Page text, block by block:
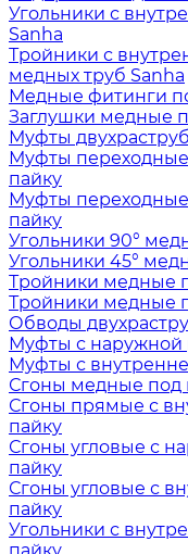
Угольники с
Sanha
Тройники с
медных труб Sanha
Медные фитинги
Заглушки медные
Муфты
Муфты
пайку
Муфты
пайку
Угольники 90°
Угольники 45°
Тройники медные
Тройники медные
Обводы
Муфты с наружной
Муфты с
Сгоны медные под
Сгоны прямые с
пайку
Сгоны угловые с
пайку
Сгоны угловые с
пайку
Угольники с